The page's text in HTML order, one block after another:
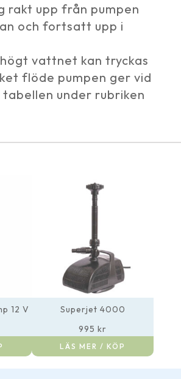
rakt upp från pumpen
och fortsatt upp i
vattnet kan tryckas
flöde pumpen ger vid
under rubriken
12 V
Superjet 4000
995 kr
LÄS MER / KÖP